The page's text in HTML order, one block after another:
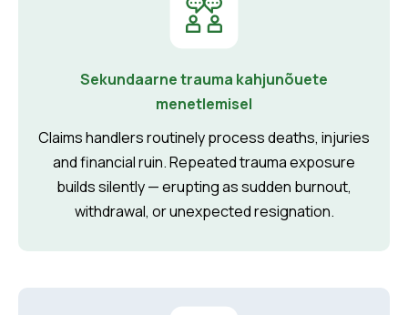
Sekundaarne trauma kahjunõuete
menetlemisel
Claims handlers routinely process deaths, injuries
and financial ruin. Repeated trauma exposure
builds silently — erupting as sudden burnout,
withdrawal, or unexpected resignation.